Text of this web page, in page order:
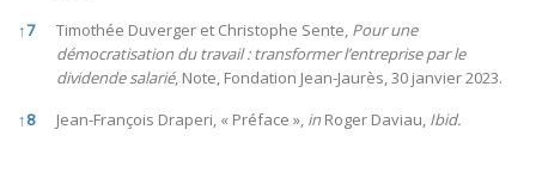
↑7 Timothée Duverger et Christophe Sente, Pour une
démocratisation du travail : transformer l’entreprise par le
dividende salarié, Note, Fondation Jean-Jaurès, 30 janvier 2023.
↑8 Jean-François Draperi, « Préface », in Roger Daviau, Ibid.